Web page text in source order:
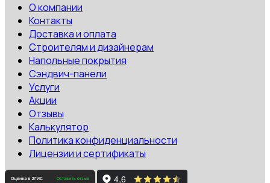
О компании
Контакты
Доставка и оплата
Строителям и дизайнерам
Напольные покрытия
Сэндвич-панели
Услуги
Акции
Отзывы
Калькулятор
Политика конфиденциальности
Лицензии и сертификаты